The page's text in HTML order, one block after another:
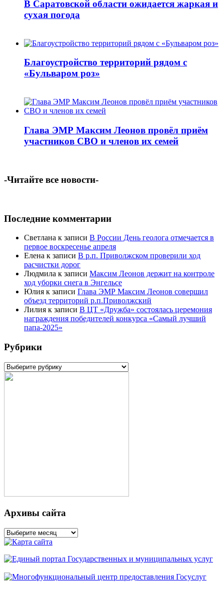
В Саратовской области ожидается жаркая и
сухая погода
Благоустройство территорий рядом с
«Бульваром роз»
Глава ЭМР Максим Леонов провёл приём
участников СВО и членов их семей
-Читайте все новости-
Последние комментарии
Светлана к записи В России День геолога отмечается в
первое воскресенье апреля
Елена к записи В р.п. Приволжском проверили ход
расчистки дорог
Людмила к записи Максим Леонов держит на контроле
ход уборки снега в Энгельсе
Юлия к записи Глава ЭМР Максим Леонов совершил
объезд территорий р.п.Приволжский
Лилия к записи В ЦТ «Дружба» состоялась церемония
награждения победителей конкурса «Самый лучший
папа-2025»
Рубрики
Рубрики
Архивы сайта
Архивы
сайта